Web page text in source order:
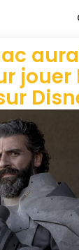
jouer